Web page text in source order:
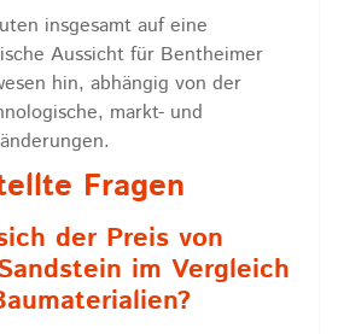
insgesamt auf eine
Aussicht für Bentheimer
hin, abhängig von der
markt- und
Fragen
der Preis von
im Vergleich